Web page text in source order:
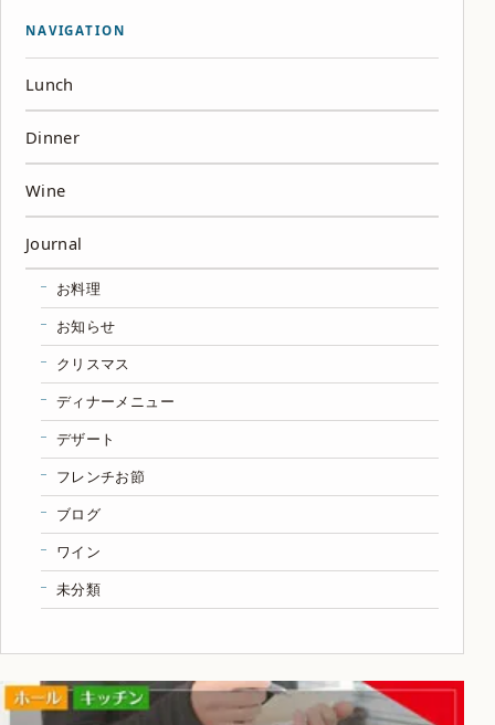
NAVIGATION
Lunch
Dinner
Wine
Journal
お料理
お知らせ
クリスマス
ディナーメニュー
デザート
フレンチお節
ブログ
ワイン
未分類